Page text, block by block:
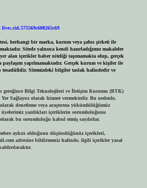
live:.cid.575569c608265c69
herhangi bir marka, kurum veya şahıs şirketi ile
Sitede yalnızca kendi hazırladığımız makaleler
alan içerikler haber niteliği taşımamakta olup, gerçek
yapılmamaktadır. Gerçek kurum ve kişiler ile
tesadüfidir. Sitemizdeki bilgiler taslak halindedir ve
gereğince Bilgi Teknolojileri ve İletişim Kurumu (BTK)
Sağlayıcı olarak hizmet vermektedir. Bu nedenle,
denetleme veya araştırma yükümlülüğümüz
yazdıkları içeriklerin sorumluluğunu
bu sorumluluğu kabul etmiş sayılırlar.
aykırı olduğunu düşündüğünüz içerikleri,
adresine bildirmeniz halinde, ilgili içerikler yasal